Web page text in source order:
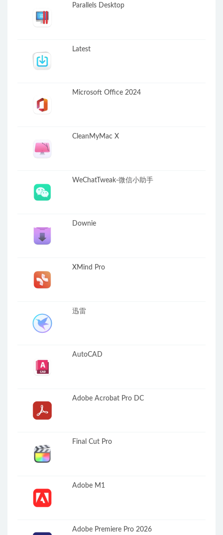
Parallels Desktop
Latest
Microsoft Office 2024
CleanMyMac X
WeChatTweak-微信小助手
Downie
XMind Pro
迅雷
AutoCAD
Adobe Acrobat Pro DC
Final Cut Pro
Adobe M1
Adobe Premiere Pro 2026